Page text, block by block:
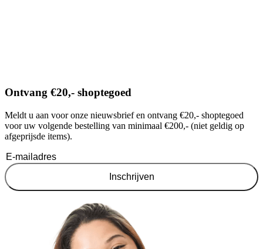
Ontvang €20,- shoptegoed
Meldt u aan voor onze nieuwsbrief en ontvang €20,- shoptegoed
voor uw volgende bestelling van minimaal €200,- (niet geldig op
afgeprijsde items).
Inschrijven